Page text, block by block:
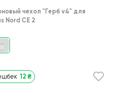
чехол "Герб v4" для
Nord CE 2
12 ₴